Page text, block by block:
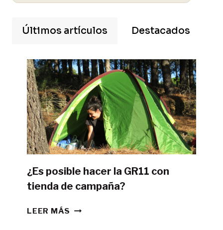
Últimos artículos Destacados
¿Es posible hacer la GR11 con
tienda de campaña?
LEER MÁS ¿ES